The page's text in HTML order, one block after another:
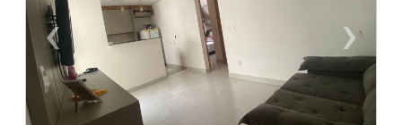
‹
Previous
›